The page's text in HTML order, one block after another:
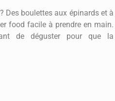
Des boulettes aux épinards et à
food facile à prendre en main.
de déguster pour que la